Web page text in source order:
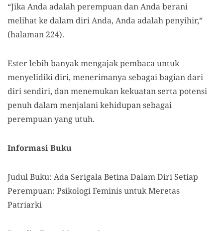
“Jika Anda adalah perempuan dan Anda berani
melihat ke dalam diri Anda, Anda adalah penyihir,”
(halaman 224).
Ester lebih banyak mengajak pembaca untuk
menyelidiki diri, menerimanya sebagai bagian dari
diri sendiri, dan menemukan kekuatan serta potensi
penuh dalam menjalani kehidupan sebagai
perempuan yang utuh.
Informasi Buku
Judul Buku: Ada Serigala Betina Dalam Diri Setiap
Perempuan: Psikologi Feminis untuk Meretas
Patriarki